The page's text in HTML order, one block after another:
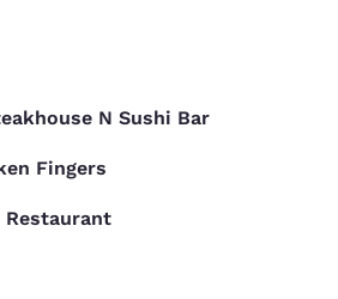
N Sushi Bar
Fingers
Restaurant